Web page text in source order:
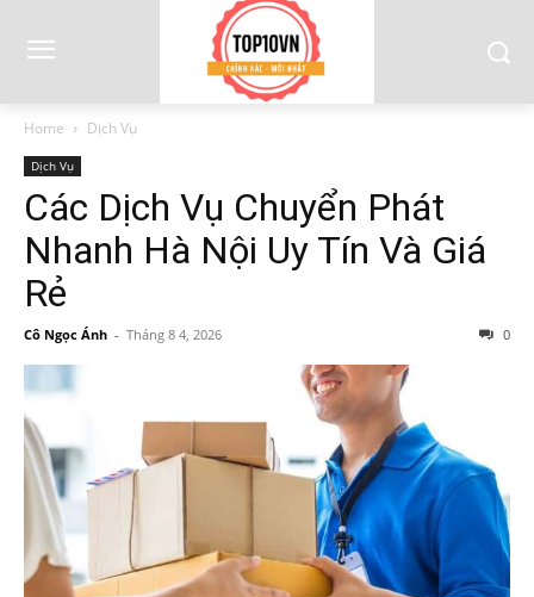
Home Dịch Vụ
Dịch Vụ
Các Dịch Vụ Chuyển Phát
Nhanh Hà Nội Uy Tín Và Giá
Rẻ
Cô Ngọc Ánh - Tháng 8 4, 2026 0